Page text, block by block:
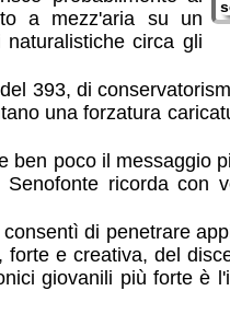
a mezz'aria su un
circa gli
393, di
una forzatura
poco il messaggio
ricorda con
di penetrare
e creativa, del
giovanili più forte è